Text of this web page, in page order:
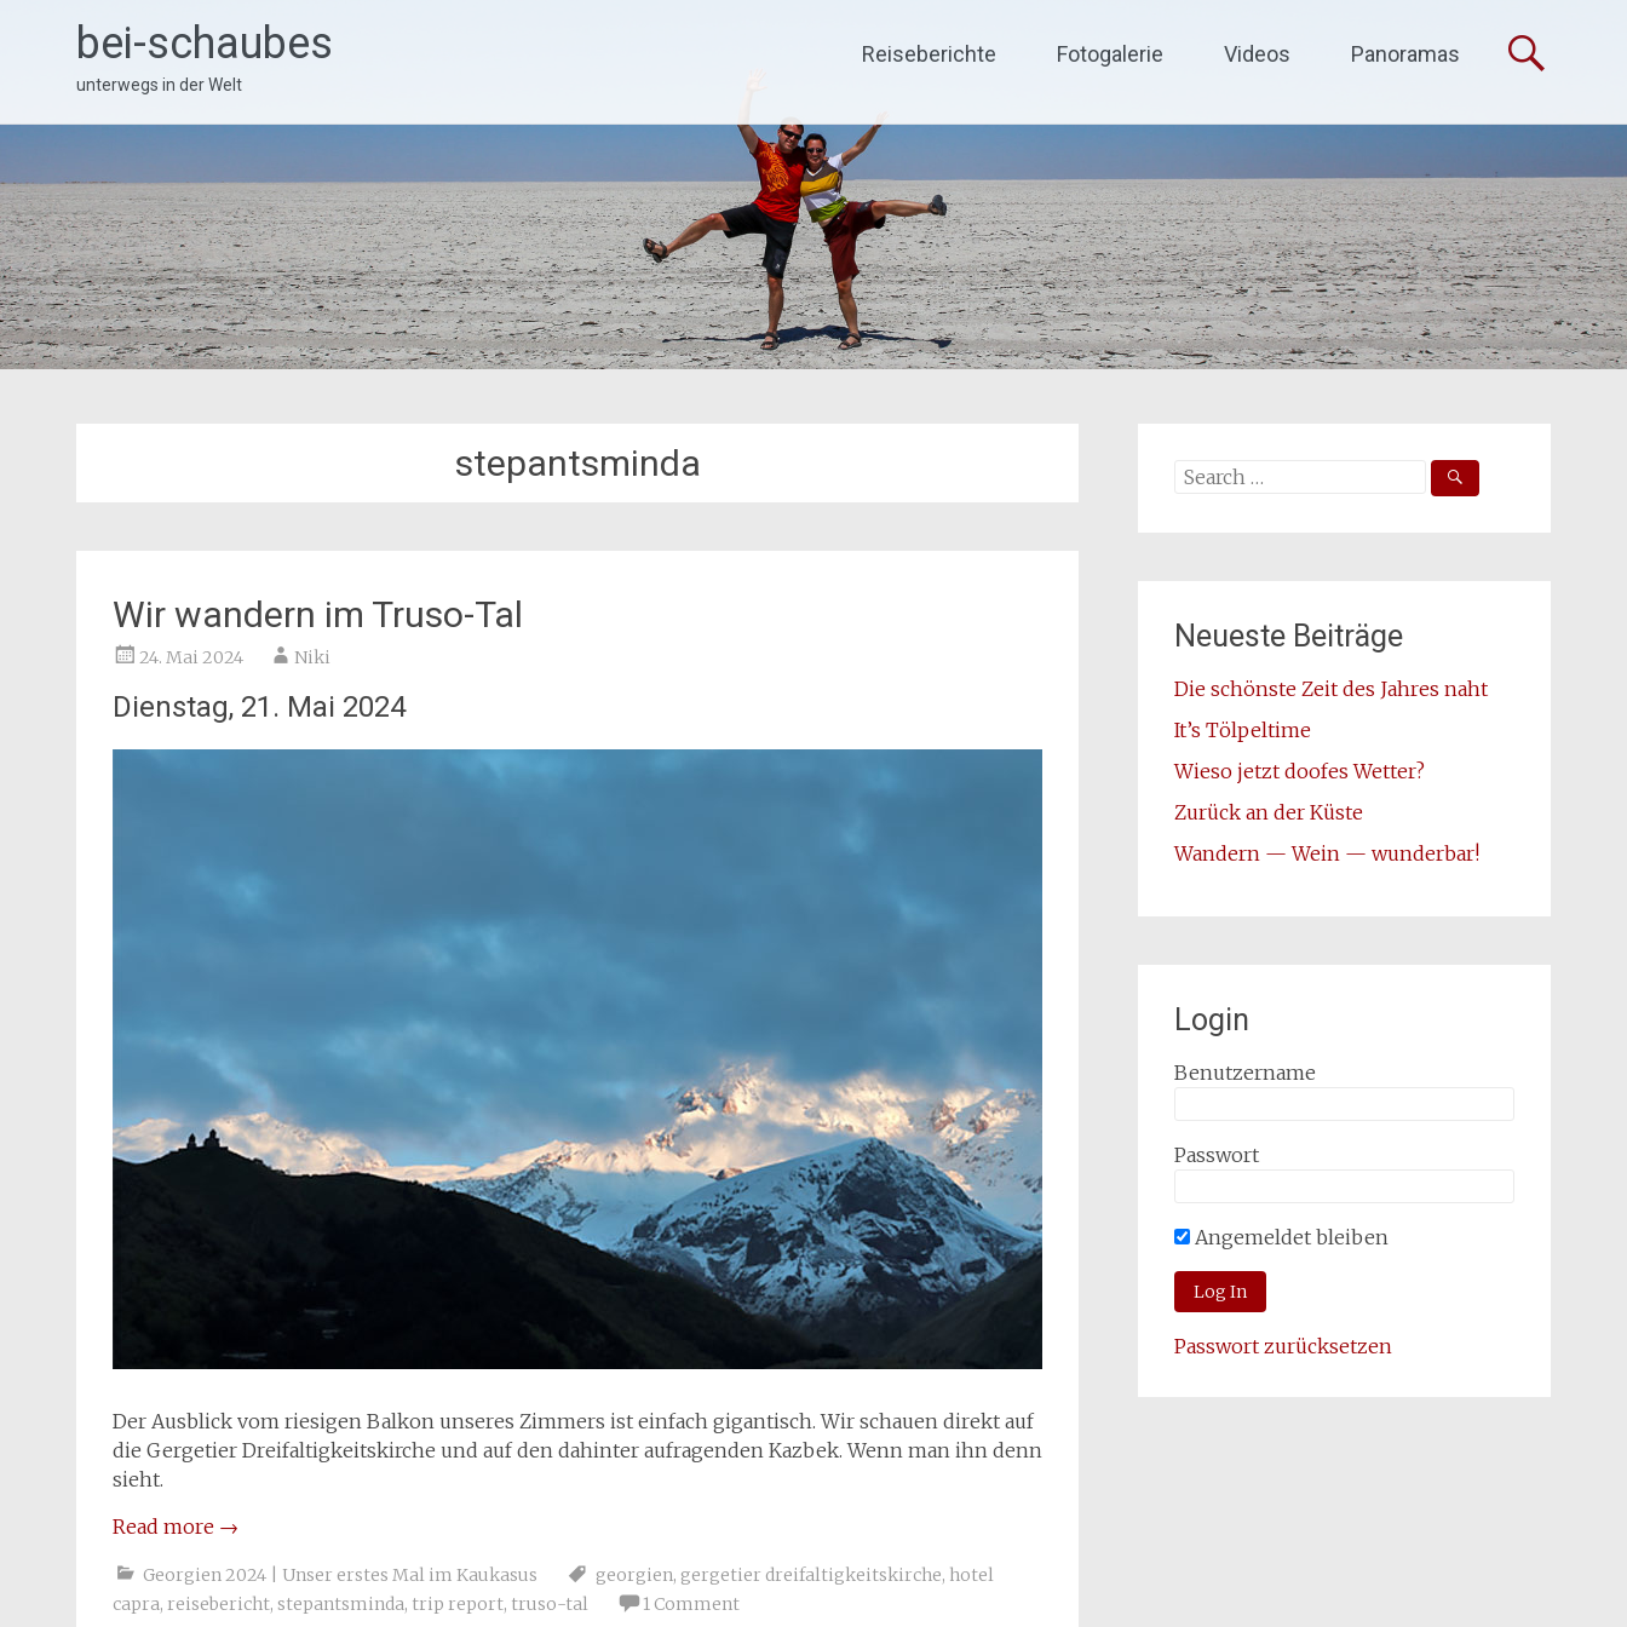
bei-schaubes
unterwegs in der Welt
Reiseberichte Fotogalerie Videos Panoramas
stepantsminda
Wir wandern im Truso-Tal
24. Mai 2024 Niki
Dienstag, 21. Mai 2024
Der Ausblick vom riesigen Balkon unseres Zimmers ist einfach gigantisch. Wir schauen direkt auf
die Gergetier Dreifaltigkeitskirche und auf den dahinter aufragenden Kazbek. Wenn man ihn denn
sieht.
Read more →
Georgien 2024 | Unser erstes Mal im Kaukasus georgien, gergetier dreifaltigkeitskirche, hotel
capra, reisebericht, stepantsminda, trip report, truso-tal 1 Comment
Search
Neueste Beiträge
Die schönste Zeit des Jahres naht
It’s Tölpeltime
Wieso jetzt doofes Wetter?
Zurück an der Küste
Wandern — Wein — wunderbar!
Login
Benutzername
Passwort
Angemeldet bleiben
Passwort zurücksetzen